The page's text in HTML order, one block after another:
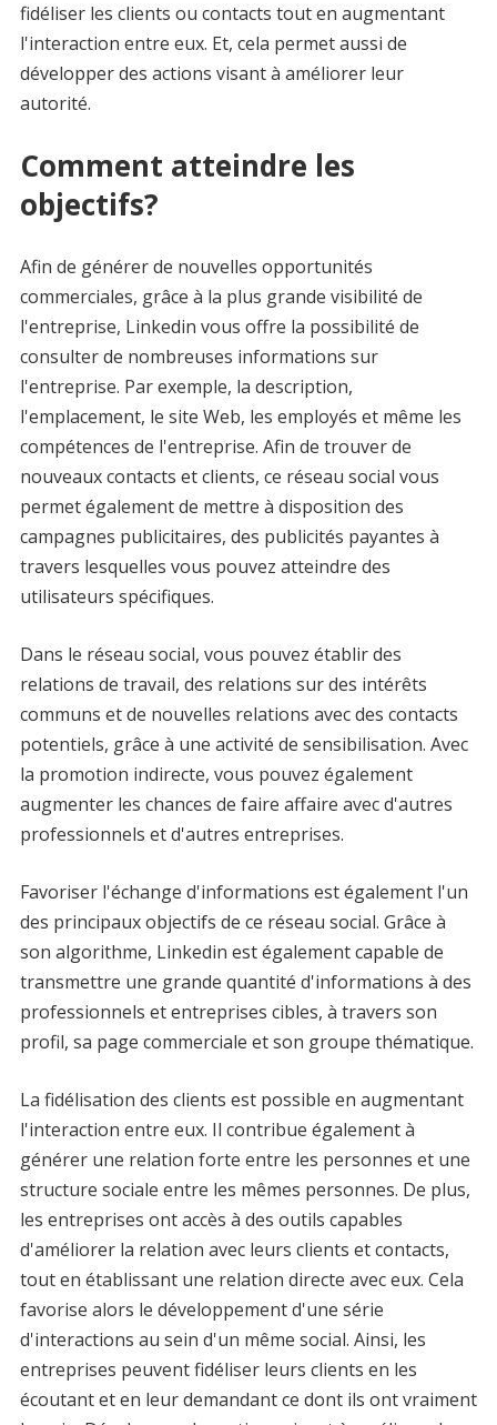
fidéliser les clients ou contacts tout en augmentant
l'interaction entre eux. Et, cela permet aussi de
développer des actions visant à améliorer leur
autorité.
Comment atteindre les
objectifs?
Afin de générer de nouvelles opportunités
commerciales, grâce à la plus grande visibilité de
l'entreprise, Linkedin vous offre la possibilité de
consulter de nombreuses informations sur
l'entreprise. Par exemple, la description,
l'emplacement, le site Web, les employés et même les
compétences de l'entreprise. Afin de trouver de
nouveaux contacts et clients, ce réseau social vous
permet également de mettre à disposition des
campagnes publicitaires, des publicités payantes à
travers lesquelles vous pouvez atteindre des
utilisateurs spécifiques.
Dans le réseau social, vous pouvez établir des
relations de travail, des relations sur des intérêts
communs et de nouvelles relations avec des contacts
potentiels, grâce à une activité de sensibilisation. Avec
la promotion indirecte, vous pouvez également
augmenter les chances de faire affaire avec d'autres
professionnels et d'autres entreprises.
Favoriser l'échange d'informations est également l'un
des principaux objectifs de ce réseau social. Grâce à
son algorithme, Linkedin est également capable de
transmettre une grande quantité d'informations à des
professionnels et entreprises cibles, à travers son
profil, sa page commerciale et son groupe thématique.
La fidélisation des clients est possible en augmentant
l'interaction entre eux. Il contribue également à
générer une relation forte entre les personnes et une
structure sociale entre les mêmes personnes. De plus,
les entreprises ont accès à des outils capables
d'améliorer la relation avec leurs clients et contacts,
tout en établissant une relation directe avec eux. Cela
favorise alors le développement d'une série
d'interactions au sein d'un même social. Ainsi, les
entreprises peuvent fidéliser leurs clients en les
écoutant et en leur demandant ce dont ils ont vraiment